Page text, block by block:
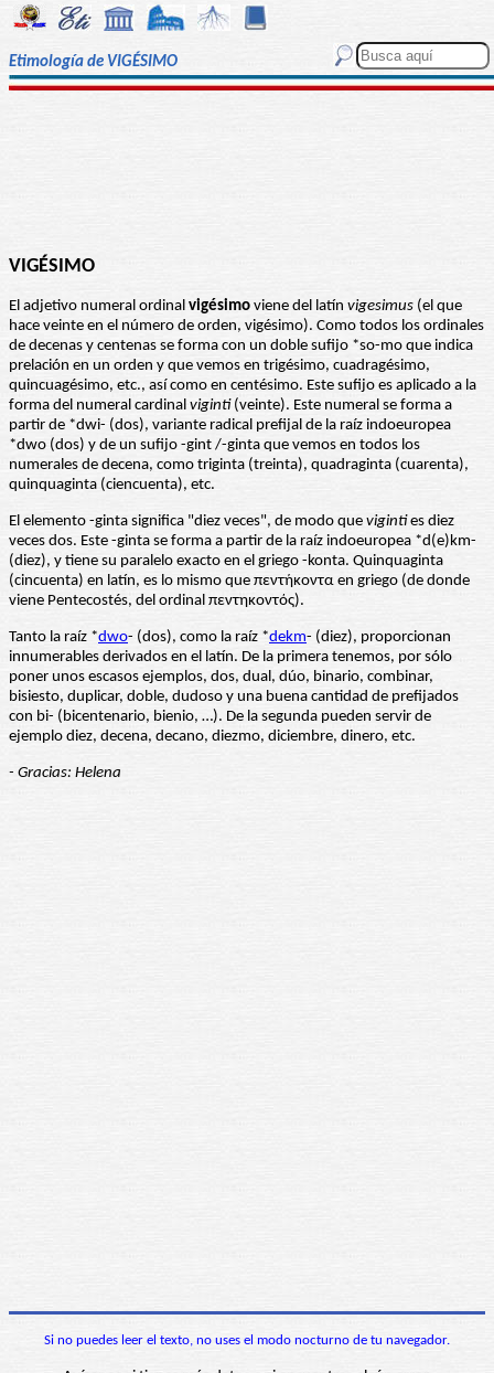
Etimología de VIGÉSIMO
VIGÉSIMO
El adjetivo numeral ordinal vigésimo viene del latín vigesimus (el que
hace veinte en el número de orden, vigésimo). Como todos los ordinales
de decenas y centenas se forma con un doble sufijo *so-mo que indica
prelación en un orden y que vemos en trigésimo, cuadragésimo,
quincuagésimo, etc., así como en centésimo. Este sufijo es aplicado a la
forma del numeral cardinal viginti(veinte). Este numeral se forma a
partir de *dwi- (dos), variante radical prefijal de la raíz indoeuropea
*dwo (dos) y de un sufijo -gint /-ginta que vemos en todos los
numerales de decena, como triginta (treinta), quadraginta (cuarenta),
quinquaginta (ciencuenta), etc.
El elemento -ginta significa "diez veces", de modo que viginties diez
veces dos. Este -ginta se forma a partir de la raíz indoeuropea *d(e)km-
(diez), y tiene su paralelo exacto en el griego -konta. Quinquaginta
(cincuenta) en latín, es lo mismo que πεντήκοντα en griego (de donde
viene Pentecostés, del ordinal πεντηκοντός).
Tanto la raíz *dwo- (dos), como la raíz *dekm- (diez), proporcionan
innumerables derivados en el latín. De la primera tenemos, por sólo
poner unos escasos ejemplos, dos, dual, dúo, binario, combinar,
bisiesto, duplicar, doble, dudoso y una buena cantidad de prefijados
con bi- (bicentenario, bienio, …). De la segunda pueden servir de
ejemplo diez, decena, decano, diezmo, diciembre, dinero, etc.
- Gracias: Helena
Si no puedes leer el texto, no uses el modo nocturno de tu navegador.